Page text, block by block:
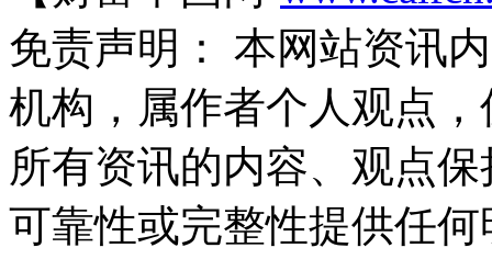
免责声明： 本网站资讯
机构，属作者个人观点
所有资讯的内容、观点
可靠性或完整性提供任